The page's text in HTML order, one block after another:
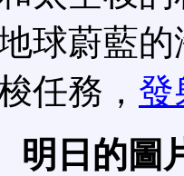
球蔚藍
任務， 發
明日的圖